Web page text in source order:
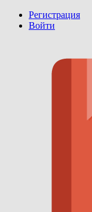
Регистрация
Войти